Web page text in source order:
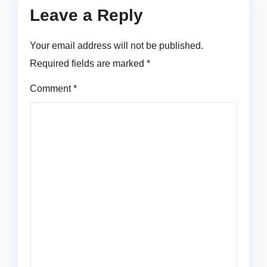
Leave a Reply
Your email address will not be published.
Required fields are marked *
Comment*